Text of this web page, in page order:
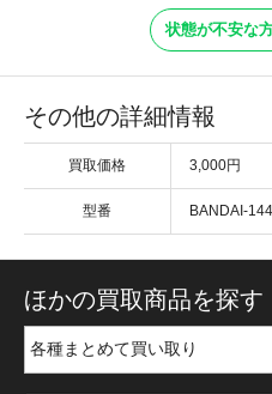
状態が不安な
その他の詳細情報
買取価格 3,000円
型番 BANDAI-
ほかの買取商品を探す